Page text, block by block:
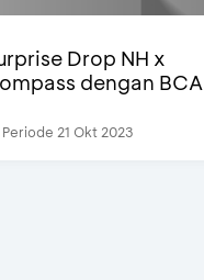
Drop NH x
dengan BCA
Periode 21 Okt 2023